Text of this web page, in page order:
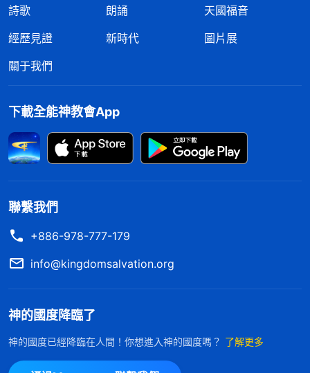
的時候人裏面的東西都對，就不需要神成全了，就没
有争戰了，人也就不受痛苦了，就因為人裏面有許多
不合神用的地方，有許多肉體的悖逆性情，所以才需
要人更深地學習背叛肉體的功課，這才涉及到神所説
的讓人與他同受的「苦」。遇到一些難處，趕緊向神
禱告 ：「神啊！我願意滿足你，願意受盡最後苦來滿
足你的心，不管遭遇多大挫折，我也得滿足你，豁出
一次試煉，每一次神的工作臨到，人都得受極大痛
苦，這些對人都是考驗，所以每個人裏面都有争戰，
這就是實際的付代價。像多看看神的話，多跑跑路，
人應該盡到的責任，但需要人裏面應該放下的務必得
多，都是徒勞！就是説，裏面的變化才能决定你外面
詩歌
朗誦
天國福音
經歷見證
新時代
圖片展
關于我們
下載全能神教會App
聯繫我們
+886-978-777-179
info@kingdomsalvation.org
神的國度降臨了
神的國度已經降臨在人間！你想進入神的國度嗎？ 了解更多